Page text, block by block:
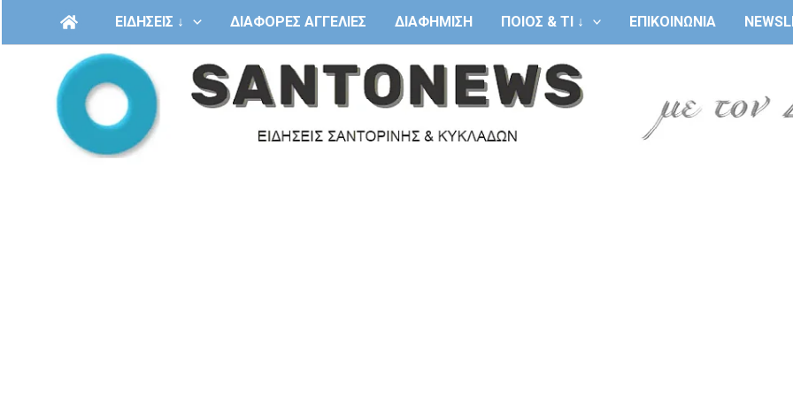
ΕΙΔΗΣΕΙΣ ↓ ΔΙΑΦΟΡΕΣ ΑΓΓΕΛΙΕΣ ΔΙΑΦΗΜΙΣΗ ΠΟΙΟΣ & ΤΙ ↓ ΕΠΙΚΟΙΝΩΝΙΑ